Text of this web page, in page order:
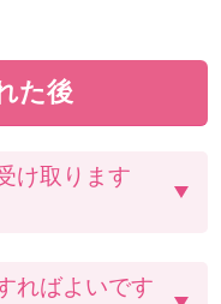
た後
け取ります
ればよいです